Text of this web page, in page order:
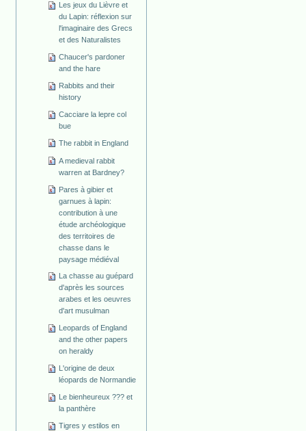
Les jeux du Lièvre et
du Lapin: réflexion sur
l'imaginaire des Grecs
et des Naturalistes
Chaucer's pardoner
and the hare
Rabbits and their
history
Cacciare la lepre col
bue
The rabbit in England
A medieval rabbit
warren at Bardney?
Pares à gibier et
garnues à lapin:
contribution à une
étude archéologique
des territoires de
chasse dans le
paysage médiéval
La chasse au guépard
d'après les sources
arabes et les oeuvres
d'art musulman
Leopards of England
and the other papers
on heraldy
L'origine de deux
léopards de Normandie
Le bienheureux ??? et
la panthère
Tigres y estilos en